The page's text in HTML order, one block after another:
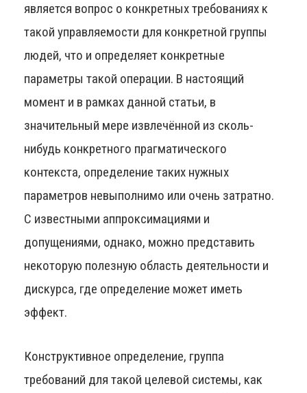
является вопрос о конкретных требованиях к
такой управляемости для конкретной группы
людей, что и определяет конкретные
параметры такой операции. В настоящий
момент и в рамках данной статьи, в
значительный мере извлечённой из сколь-
нибудь конкретного прагматического
контекста, определение таких нужных
параметров невыполнимо или очень затратно.
С известными аппроксимациями и
допущениями, однако, можно представить
некоторую полезную область деятельности и
дискурса, где определение может иметь
эффект.
Конструктивное определение, группа
требований для такой целевой системы, как